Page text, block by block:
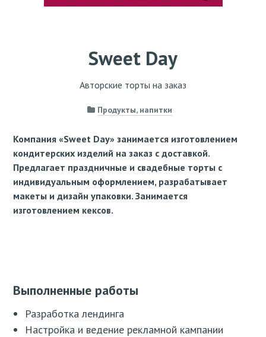
Sweet Day
Авторские торты на заказ
Продукты, напитки
Компания «Sweet Day» занимается изготовлением
кондитерских изделий на заказ с доставкой.
Предлагает праздничные и свадебные торты с
индивидуальным оформлением, разрабатывает
макеты и дизайн упаковки. Занимается
изготовлением кексов.
Выполненные работы
Разработка лендинга
Настройка и ведение рекламной кампании